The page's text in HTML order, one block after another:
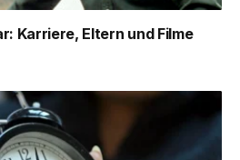
Karriere, Eltern und Filme